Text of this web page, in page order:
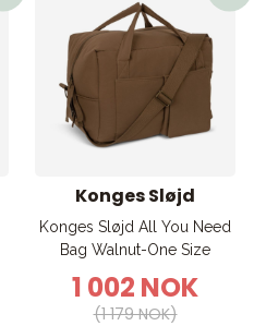
Konges Sløjd
Konges Sløjd All You Need
Bag Walnut-One Size
1 002 NOK
(1 179 NOK)